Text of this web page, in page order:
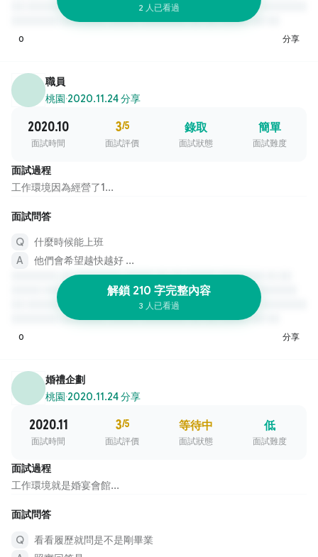
2 人已看過
0 分享
職員
桃園·2020.11.24 分享
2020.10
面試時間
3/5
面試評價
錄取
面試狀態
簡單
面試難度
面試過程
工作環境因為經營了1...
面試問答
什麼時候能上班
他們會希望越快越好 ...
解鎖 210 字完整內容
3 人已看過
0 分享
婚禮企劃
桃園·2020.11.24 分享
2020.11
面試時間
3/5
面試評價
等待中
面試狀態
低
面試難度
面試過程
工作環境就是婚宴會館...
面試問答
看看履歷就問是不是剛畢業